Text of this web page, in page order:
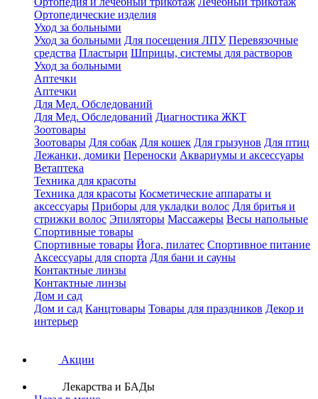
Ортопедические изделия
Уход за больными
Уход за больными Для посещения ЛПУ Перевязочные
средства Пластыри Шприцы, системы для растворов
Уход за больными
Аптечки
Аптечки
Для Мед. Обследований
Для Мед. Обследований Диагностика ЖКТ
Зоотовары
Зоотовары Для собак Для кошек Для грызунов Для птиц
Лежанки, домики Переноски Аквариумы и аксессуары
Ветаптека
Техника для красоты
Техника для красоты Косметические аппараты и
аксессуары Приборы для укладки волос Для бритья и
стрижки волос Эпиляторы Массажеры Весы напольные
Спортивные товары
Спортивные товары Йога, пилатес Спортивное питание
Аксессуары для спорта Для бани и сауны
Контактные линзы
Контактные линзы
Дом и сад
Дом и сад Канцтовары Товары для праздников Декор и
интерьер
Акции
Лекарства и БАДы